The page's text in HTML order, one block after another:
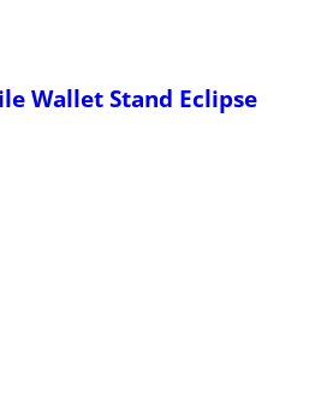
Wallet Stand Eclipse